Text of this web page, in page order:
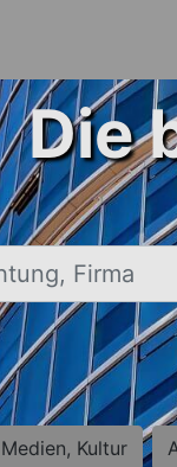
Die
Kultur